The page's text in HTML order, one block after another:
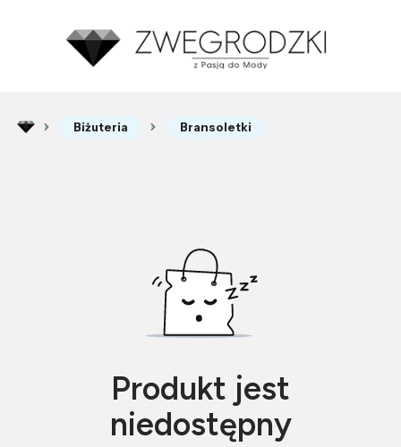
Biżuteria Bransoletki
Produkt jest
niedostępny